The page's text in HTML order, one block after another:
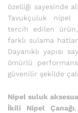
özelliği sayesinde
Tavukçuluk nipel
tercih edilen
farklı sulama
Dayanıklı yapısı
ömürlü
güvenilir şekilde
Nipel suluk
İkili Nipel Çanağı,